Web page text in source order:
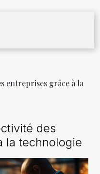
entreprises grâce à la
des
la technologie